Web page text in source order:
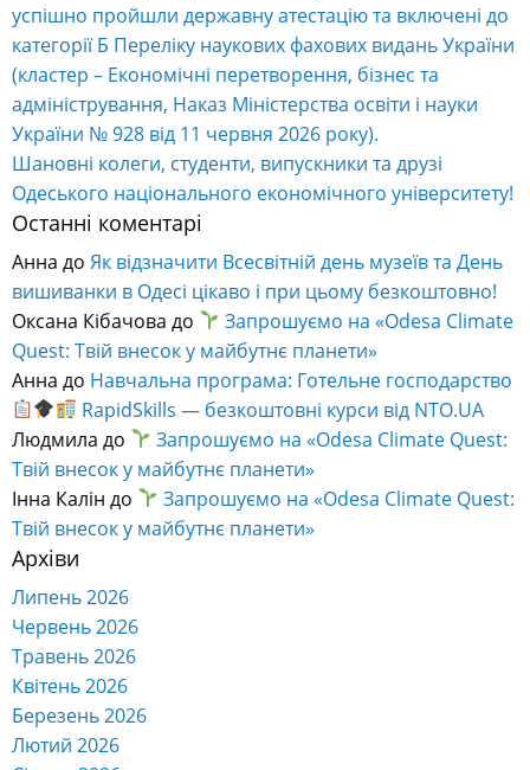
успішно пройшли державну атестацію та включені до
категорії Б Переліку наукових фахових видань України
(кластер – Економічні перетворення, бізнес та
адміністрування, Наказ Міністерства освіти і науки
України № 928 від 11 червня 2026 року).
Шановні колеги, студенти, випускники та друзі
Одеського національного економічного університету!
Останні коментарі
Анна до Як відзначити Всесвітній день музеїв та День
вишиванки в Одесі цікаво і при цьому безкоштовно!
Оксана Кібачова до
Запрошуємо на «Odesa Climate
Quest: Твій внесок у майбутнє планети»
Анна до Навчальна програма: Готельне господарство
RapidSkills — безкоштовні курси від NTO.UA
Людмила до
Запрошуємо на «Odesa Climate Quest:
Твій внесок у майбутнє планети»
Інна Калін до
Запрошуємо на «Odesa Climate Quest:
Твій внесок у майбутнє планети»
Архіви
Липень 2026
Червень 2026
Травень 2026
Квітень 2026
Березень 2026
Лютий 2026